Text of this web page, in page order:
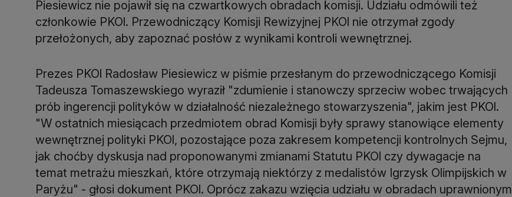
Piesiewicz nie pojawił się na czwartkowych obradach komisji. Udziału odmówili też
członkowie PKOl. Przewodniczący Komisji Rewizyjnej PKOl nie otrzymał zgody
przełożonych, aby zapoznać posłów z wynikami kontroli wewnętrznej.
Prezes PKOl Radosław Piesiewicz w piśmie przesłanym do przewodniczącego Komisji
Tadeusza Tomaszewskiego wyraził "zdumienie i stanowczy sprzeciw wobec trwających
prób ingerencji polityków w działalność niezależnego stowarzyszenia", jakim jest PKOl.
"W ostatnich miesiącach przedmiotem obrad Komisji były sprawy stanowiące elementy
wewnętrznej polityki PKOl, pozostające poza zakresem kompetencji kontrolnych Sejmu,
jak choćby dyskusja nad proponowanymi zmianami Statutu PKOl czy dywagacje na
temat metrażu mieszkań, które otrzymają niektórzy z medalistów Igrzysk Olimpijskich w
Paryżu" - głosi dokument PKOl. Oprócz zakazu wzięcia udziału w obradach uprawnionym